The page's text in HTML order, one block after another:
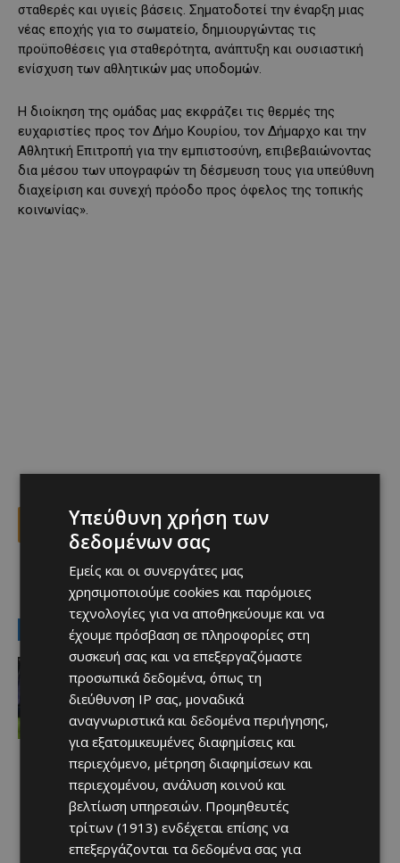
σταθερές και υγιείς βάσεις. Σηματοδοτεί την έναρξη μιας
νέας εποχής για το σωματείο, δημιουργώντας τις
προϋποθέσεις για σταθερότητα, ανάπτυξη και ουσιαστική
ενίσχυση των αθλητικών μας υποδομών.
Η διοίκηση της ομάδας μας εκφράζει τις θερμές της
ευχαριστίες προς τον Δήμο Κουρίου, τον Δήμαρχο και την
Αθλητική Επιτροπή για την εμπιστοσύνη, επιβεβαιώνοντας
δια μέσου των υπογραφών τη δέσμευση τους για υπεύθυνη
διαχείριση και συνεχή πρόοδο προς όφελος της τοπικής
κοινωνίας».
Facebook X Viber
FREEDOM24 ΚΡΑΣΑΒΑ ΕΝΥ
LATEST NEWS
Αθλητικά
Aνακοινώθηκε το deal που
προανήγγειλαν οι Ρουμάνοι
Afentiko 08/08/2026
Υπεύθυνη χρήση των
δεδομένων σας
Εμείς και οι συνεργάτες μας
χρησιμοποιούμε cookies και παρόμοιες
τεχνολογίες για να αποθηκεύουμε και να
έχουμε πρόσβαση σε πληροφορίες στη
συσκευή σας και να επεξεργαζόμαστε
προσωπικά δεδομένα, όπως τη
διεύθυνση IP σας, μοναδικά
αναγνωριστικά και δεδομένα περιήγησης,
για εξατομικευμένες διαφημίσεις και
περιεχόμενο, μέτρηση διαφημίσεων και
περιεχομένου, ανάλυση κοινού και
βελτίωση υπηρεσιών. Προμηθευτές
τρίτων (1913) ενδέχεται επίσης να
επεξεργάζονται τα δεδομένα σας για